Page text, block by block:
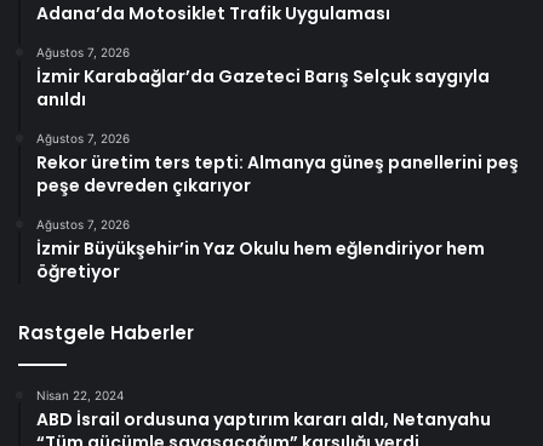
Adana’da Motosiklet Trafik Uygulaması
Ağustos 7, 2026
İzmir Karabağlar’da Gazeteci Barış Selçuk saygıyla
anıldı
Ağustos 7, 2026
Rekor üretim ters tepti: Almanya güneş panellerini peş
peşe devreden çıkarıyor
Ağustos 7, 2026
İzmir Büyükşehir’in Yaz Okulu hem eğlendiriyor hem
öğretiyor
Rastgele Haberler
Nisan 22, 2024
ABD İsrail ordusuna yaptırım kararı aldı, Netanyahu